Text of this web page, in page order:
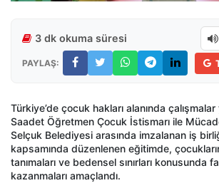
3 dk okuma süresi
PAYLAŞ:
Türkiye’de çocuk hakları alanında
Saadet Öğretmen Çocuk İstismarı ile
Selçuk Belediyesi arasında imzalanan iş
kapsamında düzenlenen eğitimde,
tanımaları ve bedensel sınırları konusunda
kazanmaları amaçlandı.